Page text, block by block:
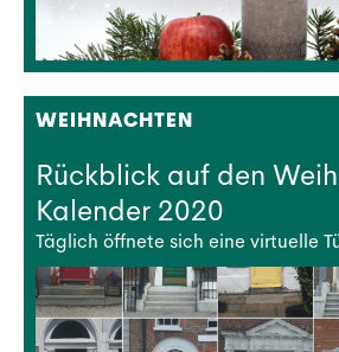
WEIHNACHTEN
Rückblick auf den
Kalender 2020
Täglich öffnete sich eine virtuelle